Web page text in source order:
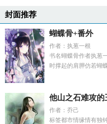
封面推荐
蝴蝶骨+番外
作者：执葱一根
书名蝴蝶骨作者执葱
时撑起的肩胛仿若蝴
他山之石难攻的
作者：乔己
标签都市情缘情有独